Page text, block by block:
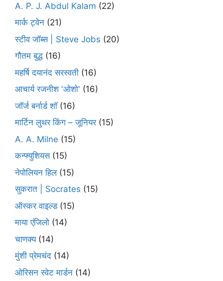
A. P. J. Abdul Kalam (22)
मार्क ट्वेन (21)
स्टीव जॉब्स | Steve Jobs (20)
गौतम बुद्ध (16)
महर्षि दयानंद सरस्वती (16)
आचार्य रजनीश 'ओशो' (16)
जॉर्ज बर्नार्ड शॉ(16)
मार्टिन लुथर किंग – जूनियर(15)
A. A. Milne (15)
कन्फ्युशियस(15)
नेपोलियन हिल(15)
सुकरात | Socrates (15)
ऑस्कर वाइल्ड(15)
माया एंजिलो (14)
चाणक्य(14)
मुंशी प्रेमचंद (14)
ओरिसन स्‍वेट मार्डन (14)